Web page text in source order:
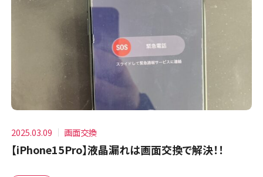
2025.03.09 画面交換
【iPhone15Pro】液晶漏れは画面交換で解決！！